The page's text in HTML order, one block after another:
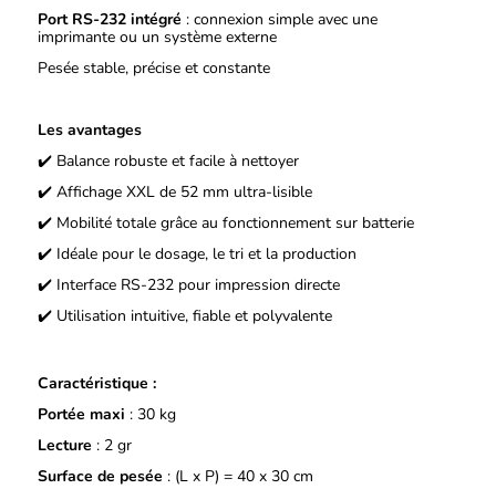
Port RS‑232 intégré : connexion simple avec une
imprimante ou un système externe
Pesée stable, précise et constante
Les avantages
✔Balance robuste et facile à nettoyer
✔Affichage XXL de 52 mm ultra‑lisible
✔Mobilité totale grâce au fonctionnement sur batterie
✔Idéale pour le dosage, le tri et la production
✔Interface RS‑232 pour impression directe
✔Utilisation intuitive, fiable et polyvalente
Caractéristique :
Portée maxi : 30 kg
Lecture : 2 gr
Surface de pesée : (L x P) = 40 x 30 cm